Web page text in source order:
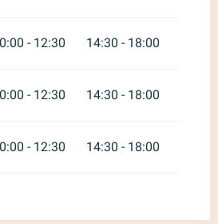
- 12:30 14:30 - 18:00
- 12:30 14:30 - 18:00
- 12:30 14:30 - 18:00